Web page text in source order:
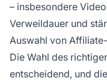
– insbesondere
Verweildauer und
Auswahl von
Die Wahl des
entscheidend, und